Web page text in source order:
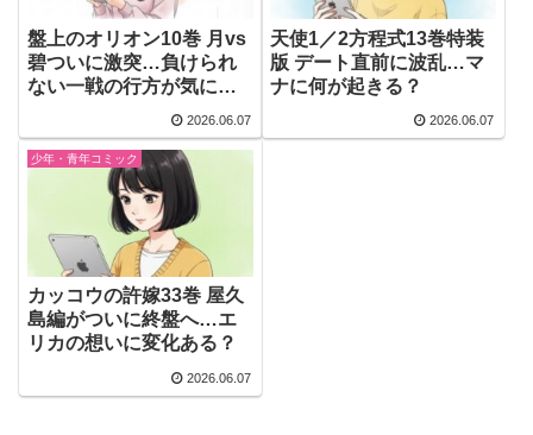
盤上のオリオン10巻 月vs
碧ついに激突…負けられ
ない一戦の行方が気にな
2026.06.07
天使1／2方程式13巻特装
版 デート直前に波乱…マ
ナに何が起きる？
2026.06.07
少年・青年コミック
カッコウの許嫁33巻 屋久
島編がついに終盤へ…エ
リカの想いに変化ある？
2026.06.07